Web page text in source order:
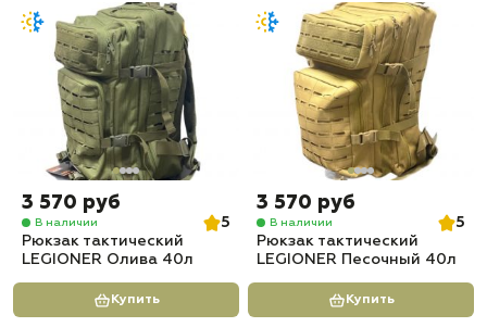
3 570 руб
В наличии
5
Рюкзак тактический
LEGIONER Олива 40л
Купить
3 570 руб
В наличии
5
Рюкзак тактический
LEGIONER Песочный 40л
Купить